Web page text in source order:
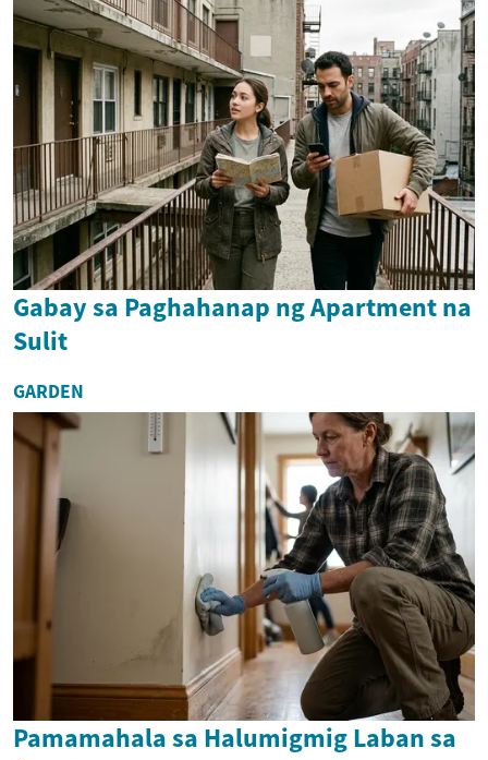
Gabay sa Paghahanap ng Apartment na
Sulit
GARDEN
Pamamahala sa Halumigmig Laban sa